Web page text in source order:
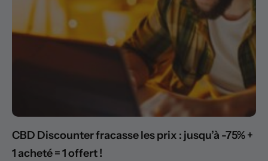
CBD Discounter fracasse les prix : jusqu’à -75% +
1 acheté = 1 offert !